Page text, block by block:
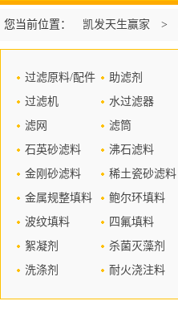
家
您当前位置： 凯发天生赢家 >
过滤原料/配件 助滤剂
过滤机
水过滤器
滤网
滤筒
石英砂滤料
沸石滤料
金刚砂滤料
稀土瓷砂滤料
金属规整填料
鲍尔环填料
波纹填料
四氟填料
絮凝剂
杀菌灭藻剂
洗涤剂
耐火浇注料